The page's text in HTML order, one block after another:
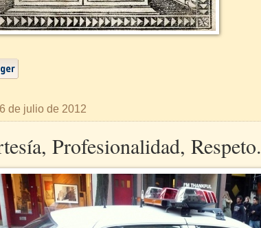
de julio de 2012
Profesionalidad, Respeto.